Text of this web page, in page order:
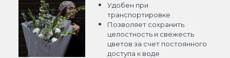
Удобен при
транспортировке
Позволяет сохранить
целостность и свежесть
цветов за счет постоянного
доступа к воде